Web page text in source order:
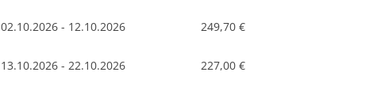
02.10.2026 - 12.10.2026 249,70 €
13.10.2026 - 22.10.2026 227,00 €